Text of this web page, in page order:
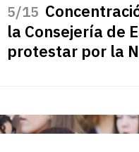
/15
la Consejería de
protestar por la